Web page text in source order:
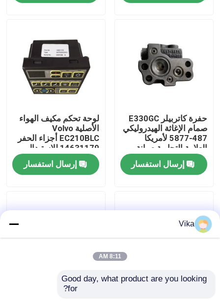
المنتجات
حول بنا
جولة في المعمل
ضبط الجودة
اتصل بنا
طلب اقتباس
حفرة كاتربيلر E330GC
صمام الإغاثة الهيدروليكي
487-5877 لأمريكا
العلامة التجارية صيانة
الجهاز
إرسال استفسار
لوحة تحكم مكيف الهواء
الأصلية Volvo
EC210BLC أجزاء الحفر
14631179 للاستبدال
إرسال استفسار
أجزاء بناء عالية الجودة
Vika
8:11 AM
Good day, what product are you looking
for?